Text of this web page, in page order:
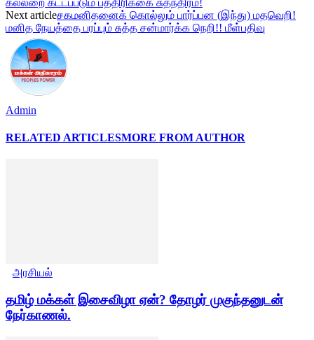
Next articleசகமனிதனைக் கொல்லும் பார்ப்பன (இந்து) மதவெறி!
மனித நேயத்தை பரப்பும் சுத்த சன்மார்க்க நெறி!! மீள்பதிவு
Admin
RELATED ARTICLESMORE FROM AUTHOR
அரசியல்
தமிழ் மக்கள் இசைவிழா ஏன்? தோழர் முகுந்தனுடன்
நேர்காணல்.